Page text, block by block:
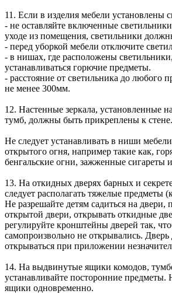
11. Если в изделия мебели установлены
- не оставляйте включенные
уходе из помещения, светильники
- перед уборкой мебели отключите
- в нишах, где расположены
устанавливаться горючие предметы.
- расстояние от светильника до любого
не менее 300мм.
12. Настенные зеркала, установленные
тумб, должны быть прикреплены к стене.
Не следует устанавливать в ниши
открытого огня, например такие как,
бенгальские огни, зажженные сигареты
13. На откидных дверях барных и
следует располагать тяжелые предметы
Не разрешайте детям садиться на двери,
открытой двери, открывать откидные
регулируйте кронштейны дверей так,
самопроизвольно не открывались.
открываться при приложении
14. На выдвинутые ящики комодов,
устанавливайте посторонние предметы.
ящики одновременно.